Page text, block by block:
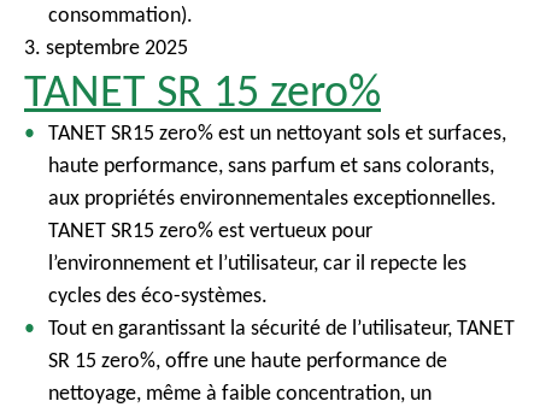
consommation).
3. septembre 2025
TANET SR 15 zero%
TANET SR15 zero% est un nettoyant sols et surfaces,
haute performance, sans parfum et sans colorants,
aux propriétés environnementales exceptionnelles.
TANET SR15 zero% est vertueux pour
l’environnement et l’utilisateur, car il repecte les
cycles des éco-systèmes.
Tout en garantissant la sécurité de l’utilisateur, TANET
SR 15 zero%, offre une haute performance de
nettoyage, même à faible concentration, un